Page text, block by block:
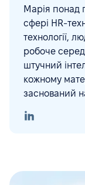
Марія понад
сфері HR-
технології,
робоче
штучний
кожному
заснований